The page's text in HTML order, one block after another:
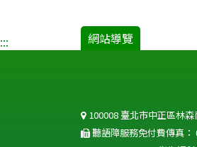
::: 網站導覽
100008 臺北市中正區林
聽語障服務免付費傳真：